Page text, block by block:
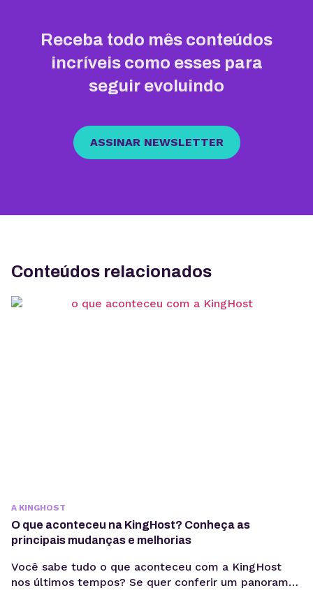
Receba todo mês conteúdos
incríveis como esses para
seguir evoluindo
ASSINAR NEWSLETTER
Conteúdos relacionados
A KINGHOST
O que aconteceu na KingHost? Conheça as
principais mudanças e melhorias
Você sabe tudo o que aconteceu com a KingHost
nos últimos tempos? Se quer conferir um panorama